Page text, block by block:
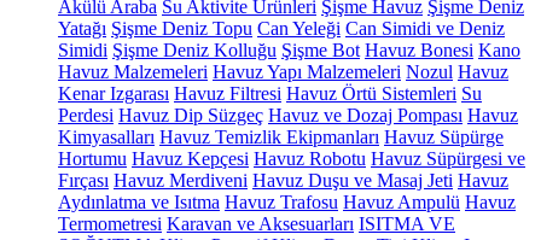
Akülü Araba Su Aktivite Ürünleri Şişme Havuz Şişme Deniz
Yatağı Şişme Deniz Topu Can Yeleği Can Simidi ve Deniz
Simidi Şişme Deniz Kolluğu Şişme Bot Havuz Bonesi Kano
Havuz Malzemeleri Havuz Yapı Malzemeleri Nozul Havuz
Kenar Izgarası Havuz Filtresi Havuz Örtü Sistemleri Su
Perdesi Havuz Dip Süzgeç Havuz ve Dozaj Pompası Havuz
Kimyasalları Havuz Temizlik Ekipmanları Havuz Süpürge
Hortumu Havuz Kepçesi Havuz Robotu Havuz Süpürgesi ve
Fırçası Havuz Merdiveni Havuz Duşu ve Masaj Jeti Havuz
Aydınlatma ve Isıtma Havuz Trafosu Havuz Ampulü Havuz
Termometresi Karavan ve Aksesuarları ISITMA VE